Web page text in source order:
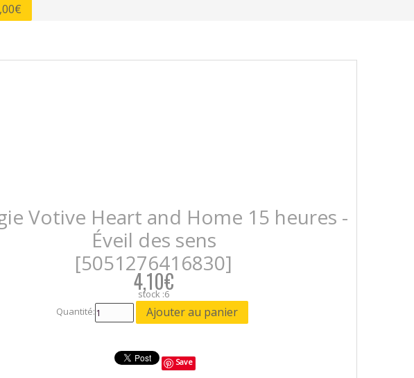
Votive Heart and Home 15 heures -
Éveil des sens
[5051276416830]
4,10€
stock :6
Quantité:
Save